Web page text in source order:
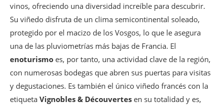
¿Dónde comprar delicias en Obernai? La
Maison Alsacienne de Biscuiterie
¿Dónde comprar chocolate en Obernai?
Chocolaterie Jacques Bockel
Gertwiller
El Palacio del Pan de Especias Fortwenger
El Valle del Bruche
Estancia de relax y gastronómica en La
vinos, ofreciendo una diversidad increíble para descubrir.
Su viñedo disfruta de un clima semicontinental soleado,
protegido por el macizo de los Vosgos, lo que le asegura
una de las pluviometrías más bajas de Francia. El
enoturismo es, por tanto, una actividad clave de la región,
con numerosas bodegas que abren sus puertas para visitas
y degustaciones. Es también el único viñedo francés con la
etiqueta Vignobles & Découvertes en su totalidad y es,